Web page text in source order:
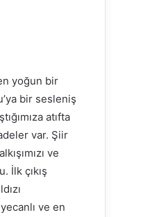
yoğun bir
bir sesleniş
atıfta
var. Şiir
ve
İlk çıkış
ve en